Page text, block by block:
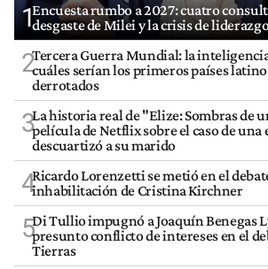
1Encuesta rumbo a 2027: cuatro
desgaste de Milei y la crisis de
2Tercera Guerra Mundial: la
cuáles serían los primeros países
derrotados
3La historia real de "Elize: Sombras de
película de Netflix sobre el caso de una
descuartizó a su marido
4Ricardo Lorenzetti se metió en el
inhabilitación de Cristina Kirchner
5Di Tullio impugnó a Joaquín Benegas
presunto conflicto de intereses en el
Tierras